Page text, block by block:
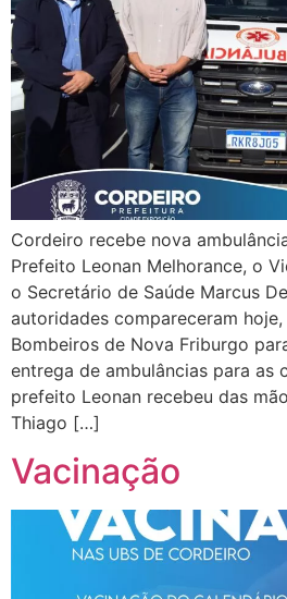
Cordeiro recebe nova
Prefeito Leonan Melhorance, o
o Secretário de Saúde Marcus
autoridades compareceram
Bombeiros de Nova Friburgo
entrega de ambulâncias para as
prefeito Leonan recebeu das
Thiago […]
Vacinação